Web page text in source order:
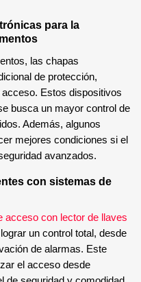
para la
las chapas
de protección,
Estos dispositivos
busca un mayor control de
Además, algunos
mejores condiciones si el
avanzados.
con sistemas de
acceso con lector de llaves
un control total, desde
de alarmas. Este
el acceso desde